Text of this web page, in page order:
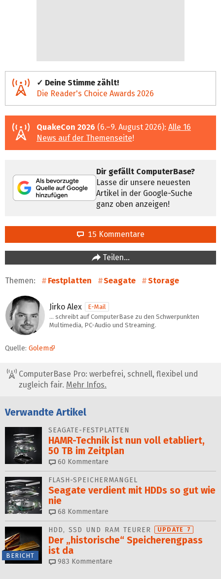
✓ Deine Stimme zählt!
Die Reader's Choice Awards 2026
QuakeCon 2026 (6.–9. August 2026): Alle 16
News auf der Themenseite!
Dir gefällt ComputerBase?
Lasse dir unsere neuesten
Artikel in der Google-Suche
ganz oben anzeigen!
15 Kommentare
Teilen…
Themen: Festplatten Seagate Storage
Jirko Alex
E-Mail
… schreibt auf ComputerBase zu den Schwerpunkten
Multimedia, PC-Audio und Streaming.
Quelle: Golem
ComputerBase Pro: werbefrei, schnell, flexibel und
zugleich fair. Mehr Infos.
Verwandte Artikel
SEAGATE-FESTPLATTEN
HAMR-Technik ist nun voll etabliert,
50 TB im Zeitplan
60 Kommentare
FLASH-SPEICHERMANGEL
Seagate verdient mit HDDs so gut wie
nie
68 Kommentare
BERICHT
HDD, SSD UND RAM TEURER UPDATE 7
Der „historische“ Speicher­engpass
ist da
983 Kommentare